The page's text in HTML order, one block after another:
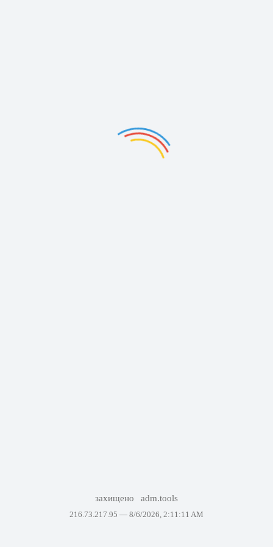
захищено adm.tools
216.73.217.95 — 8/6/2026, 2:11:11 AM